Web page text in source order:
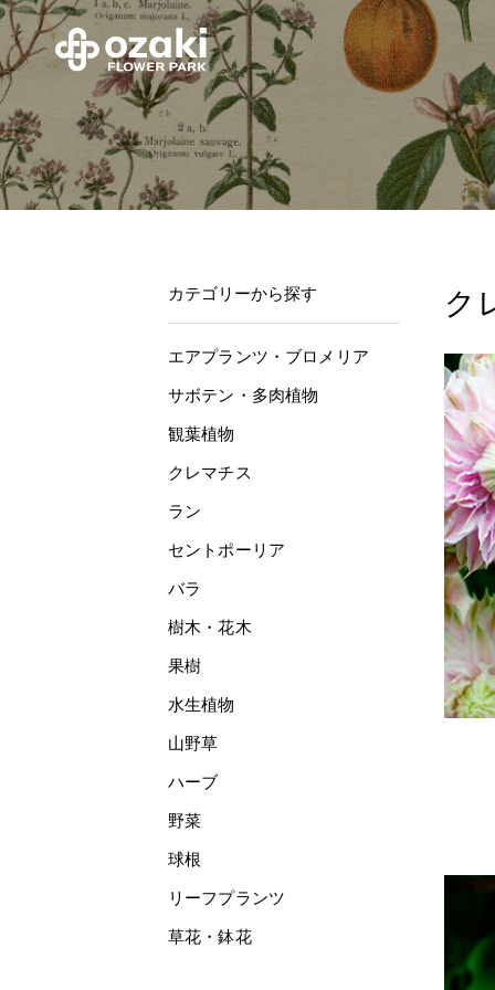
ク
カテゴリーから探す
エアプランツ・ブロメリア
サボテン・多肉植物
観葉植物
クレマチス
ラン
セントポーリア
バラ
樹木・花木
果樹
水生植物
山野草
ハーブ
野菜
球根
リーフプランツ
草花・鉢花